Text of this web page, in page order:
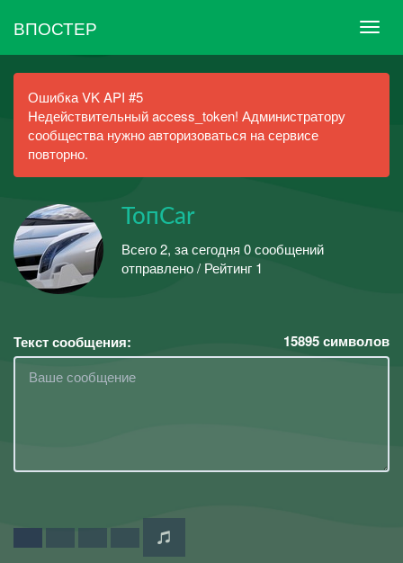
ВПОСТЕР
Ошибка VK API #5
Недействительный access_token! Администратору
сообщества нужно авторизоваться на сервисе
повторно.
ТопCar
Всего 2, за сегодня 0 сообщений
отправлено / Рейтинг 1
Текст сообщения: 15895символов